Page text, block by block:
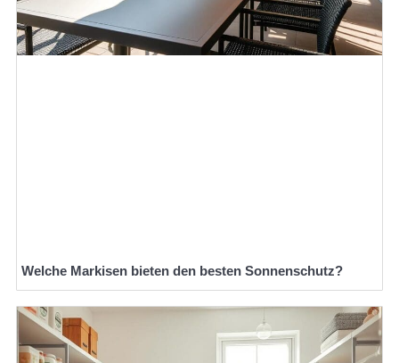
Welche Markisen bieten den besten Sonnenschutz?